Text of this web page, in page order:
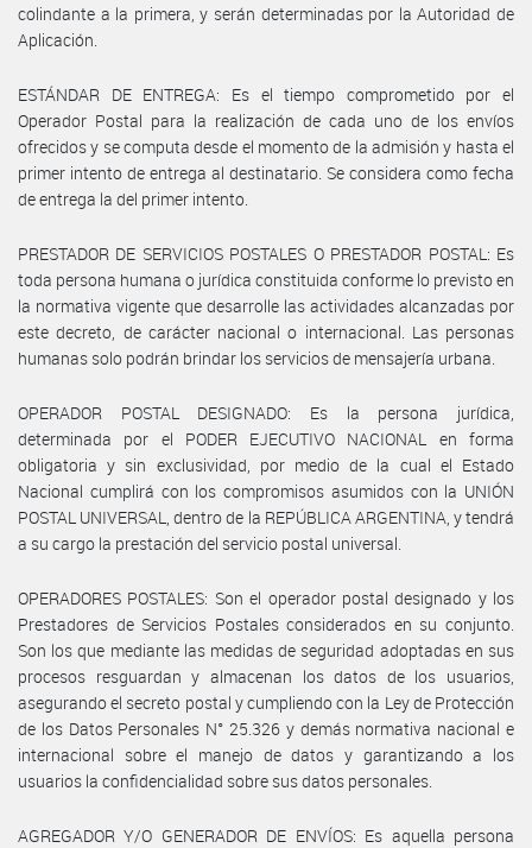
colindante a la primera, y serán determinadas por la Autoridad de
Aplicación.
ESTÁNDAR DE ENTREGA: Es el tiempo comprometido por el
Operador Postal para la realización de cada uno de los envíos
ofrecidos y se computa desde el momento de la admisión y hasta el
primer intento de entrega al destinatario. Se considera como fecha
de entrega la del primer intento.
PRESTADOR DE SERVICIOS POSTALES O PRESTADOR POSTAL: Es
toda persona humana o jurídica constituida conforme lo previsto en
la normativa vigente que desarrolle las actividades alcanzadas por
este decreto, de carácter nacional o internacional. Las personas
humanas solo podrán brindar los servicios de mensajería urbana.
OPERADOR POSTAL DESIGNADO: Es la persona jurídica,
determinada por el PODER EJECUTIVO NACIONAL en forma
obligatoria y sin exclusividad, por medio de la cual el Estado
Nacional cumplirá con los compromisos asumidos con la UNIÓN
POSTAL UNIVERSAL, dentro de la REPÚBLICA ARGENTINA, y tendrá
a su cargo la prestación del servicio postal universal.
OPERADORES POSTALES: Son el operador postal designado y los
Prestadores de Servicios Postales considerados en su conjunto.
Son los que mediante las medidas de seguridad adoptadas en sus
procesos resguardan y almacenan los datos de los usuarios,
asegurando el secreto postal y cumpliendo con la Ley de Protección
de los Datos Personales N° 25.326 y demás normativa nacional e
internacional sobre el manejo de datos y garantizando a los
usuarios la confidencialidad sobre sus datos personales.
AGREGADOR Y/O GENERADOR DE ENVÍOS: Es aquella persona